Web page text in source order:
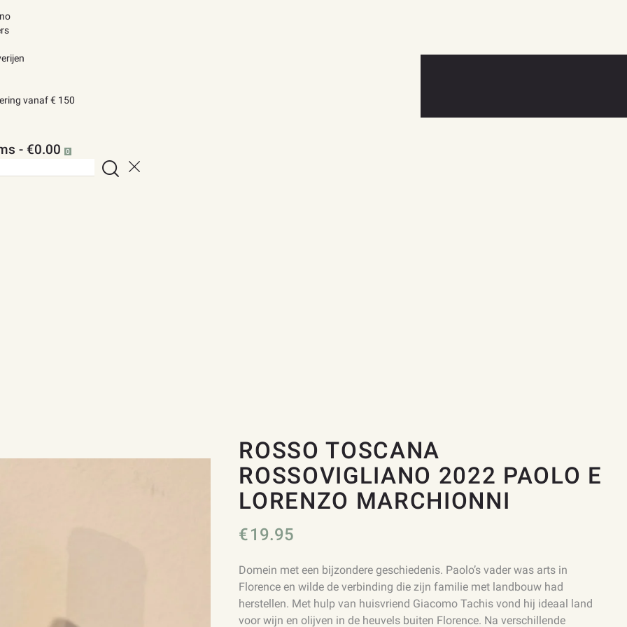
vanaf € 150
- €0.00 0
ROSSO TOSCANA
ROSSOVIGLIANO 2022 PAOLO E
LORENZO MARCHIONNI
€19.95
Domein met een bijzondere geschiedenis. Paolo’s vader was arts in
Florence en wilde de verbinding die zijn familie met landbouw had
herstellen. Met hulp van huisvriend Giacomo Tachis vond hij ideaal land
voor wijn en olijven in de heuvels buiten Florence. Na verschillende